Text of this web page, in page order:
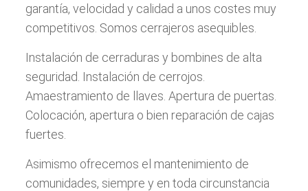
garantía, velocidad y calidad a unos costes muy
competitivos. Somos cerrajeros asequibles.
Instalación de cerraduras y bombines de alta
seguridad. Instalación de cerrojos.
Amaestramiento de llaves. Apertura de puertas.
Colocación, apertura o bien reparación de cajas
fuertes.
Asimismo ofrecemos el mantenimiento de
comunidades, siempre y en toda circunstancia